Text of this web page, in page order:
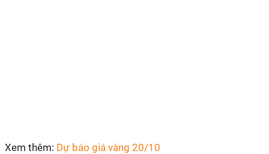
Xem thêm: Dự báo giá vàng 20/10